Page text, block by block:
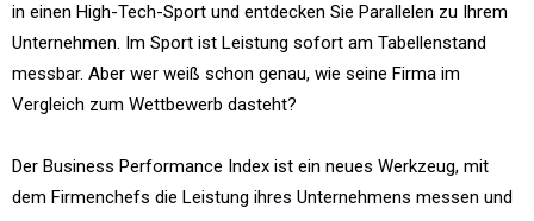
in einen High-Tech-Sport und entdecken Sie Parallelen zu Ihrem
Unternehmen. Im Sport ist Leistung sofort am Tabellenstand
messbar. Aber wer weiß schon genau, wie seine Firma im
Vergleich zum Wettbewerb dasteht?
Der Business Performance Index ist ein neues Werkzeug, mit
dem Firmenchefs die Leistung ihres Unternehmens messen und